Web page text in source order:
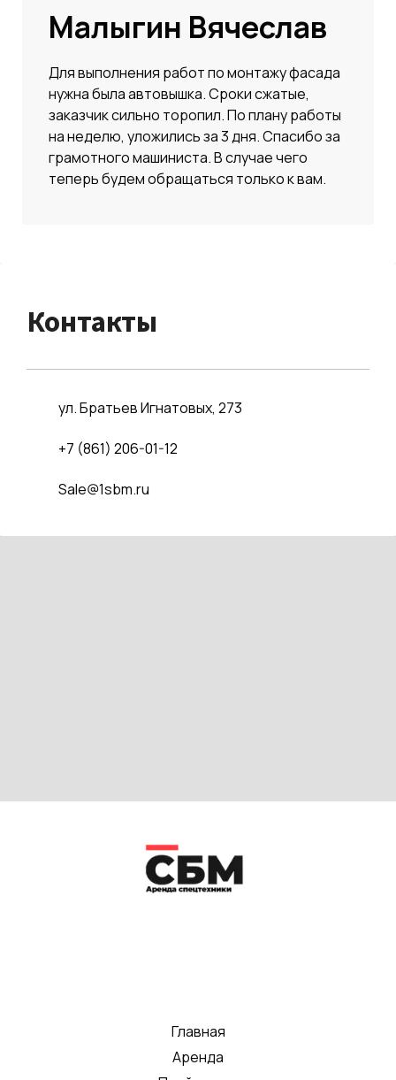
Малыгин Вячеслав
Для выполнения работ по монтажу фасада
нужна была автовышка. Сроки сжатые,
заказчик сильно торопил. По плану работы
на неделю, уложились за 3 дня. Спасибо за
грамотного машиниста. В случае чего
теперь будем обращаться только к вам.
Контакты
ул. Братьев Игнатовых, 273
+7 (861) 206-01-12
Sale@1sbm.ru
Главная
Аренда